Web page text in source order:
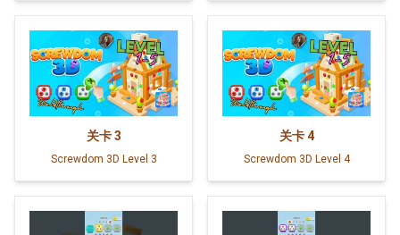
关卡 3
Screwdom 3D Level 3
关卡 4
Screwdom 3D Level 4